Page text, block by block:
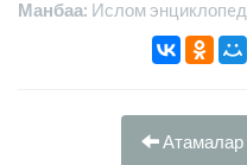
Манбаа: Ислом
Атамалар